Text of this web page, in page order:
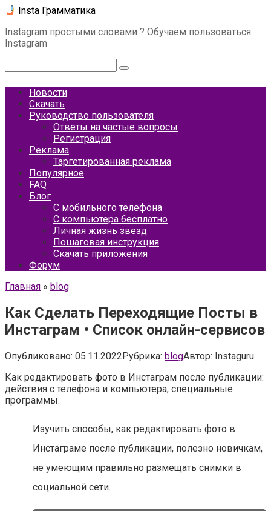
Перейти
контенту
Insta Грамматика
Instagram простыми словами ? Обучаем пользоваться
Instagram
Новости
Скачать
Руководство пользователя
Ответы на частые вопросы
Регистрация
Реклама
Таргетированная реклама
Популярное
FAQ
Блог
С мобильного телефона
С компьютера бесплатно
Личная жизнь звезд
Пошаговая инструкция
Скачать приложения
Форум
Главная » blog
Как Сделать Переходящие Посты в
Инстаграм • Список онлайн-сервисов
Опубликовано: 05.11.2022Рубрика: blogАвтор: Instaguru
Как редактировать фото в Инстаграм после публикации:
действия с телефона и компьютера, специальные
программы.
Изучить способы, как редактировать фото в
Инстаграме после публикации, полезно новичкам,
не умеющим правильно размещать снимки в
социальной сети.